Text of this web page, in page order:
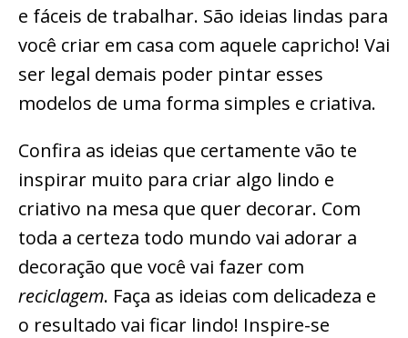
e fáceis de trabalhar. São ideias lindas para
você criar em casa com aquele capricho! Vai
ser legal demais poder pintar esses
modelos de uma forma simples e criativa.
Confira as ideias que certamente vão te
inspirar muito para criar algo lindo e
criativo na mesa que quer decorar. Com
toda a certeza todo mundo vai adorar a
decoração que você vai fazer com
reciclagem. Faça as ideias com delicadeza e
o resultado vai ficar lindo! Inspire-se